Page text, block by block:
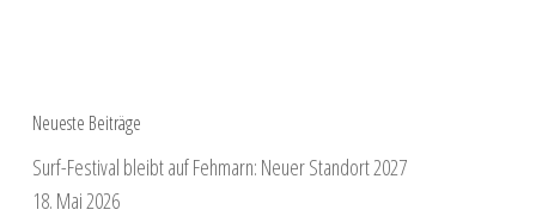
Neueste Beiträge
Surf-Festival bleibt auf Fehmarn: Neuer Standort 2027
18. Mai 2026